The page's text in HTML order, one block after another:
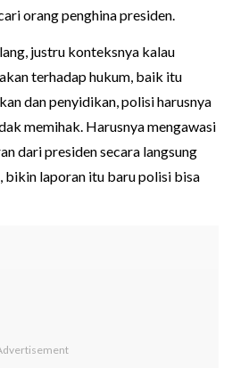
orang penghina presiden.
justru konteksnya kalau
terhadap hukum, baik itu
dan penyidikan, polisi harusnya
memihak. Harusnya mengawasi
dari presiden secara langsung
bikin laporan itu baru polisi bisa